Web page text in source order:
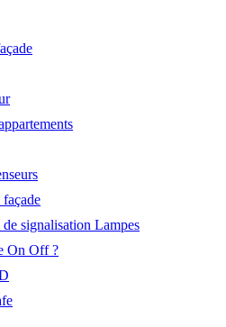
façade
signalisation Lampes
On Off ?